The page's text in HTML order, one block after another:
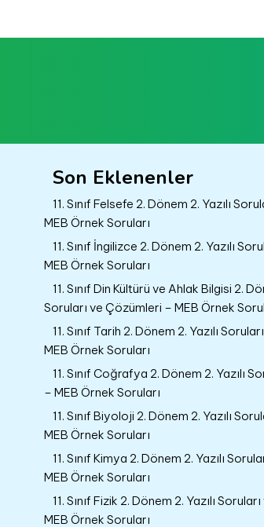
Son Eklenenler
11. Sınıf Felsefe 2. Dönem 2. Yazılı
MEB Örnek Soruları
11. Sınıf İngilizce 2. Dönem 2. Yazılı
MEB Örnek Soruları
11. Sınıf Din Kültürü ve Ahlak Bilgisi 2.
Soruları ve Çözümleri – MEB Örnek
11. Sınıf Tarih 2. Dönem 2. Yazılı
MEB Örnek Soruları
11. Sınıf Coğrafya 2. Dönem 2. Yazılı
– MEB Örnek Soruları
11. Sınıf Biyoloji 2. Dönem 2. Yazılı
MEB Örnek Soruları
11. Sınıf Kimya 2. Dönem 2. Yazılı
MEB Örnek Soruları
11. Sınıf Fizik 2. Dönem 2. Yazılı
MEB Örnek Soruları